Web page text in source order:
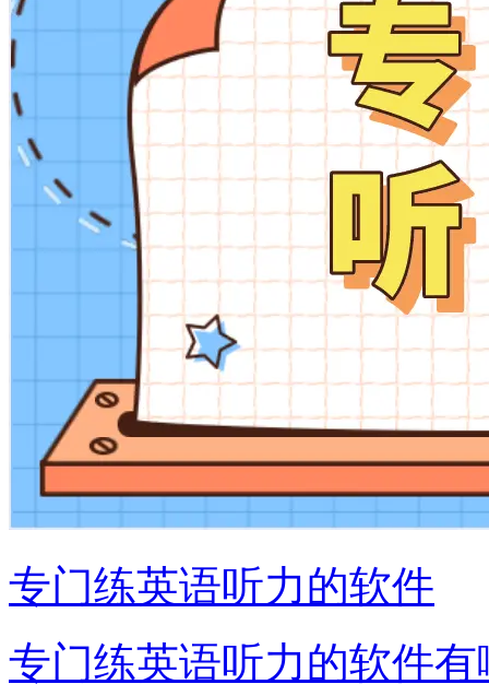
专门练英语听力的软件
专门练英语听力的软件